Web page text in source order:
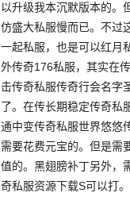
以升级我本沉默版本的。
仿盛大私服慢而已。不过
一起私服，也是可以红月
外传奇176私服，其实在
击传奇私服传奇行会名字
了。在传长期稳定传奇私
通中变传奇私服世界悠悠
需要花费元宝的。但是需
值的。黑翅膀补丁另外，
奇私服资源下载S可以打